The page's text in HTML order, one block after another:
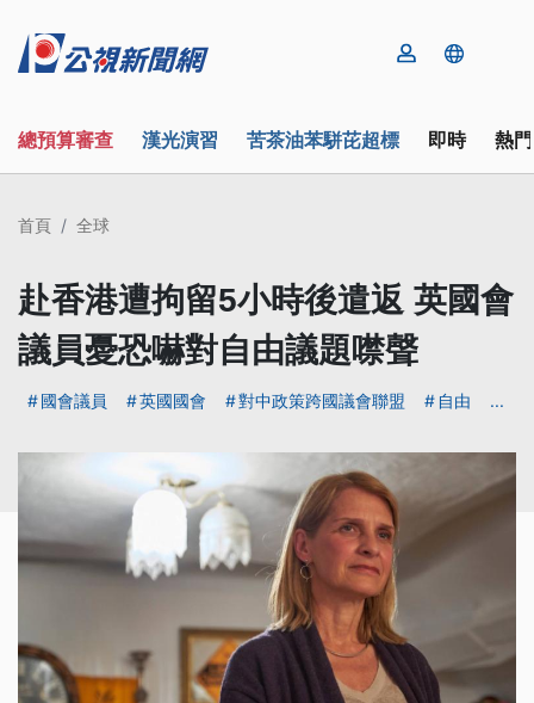
總預算審查 漢光演習 苦茶油苯駢芘超標 即時 熱
首頁 全球
赴香港遭拘留5小時後遣返 英國會
議員憂恐嚇對自由議題噤聲
國會議員 英國國會 對中政策跨國議會聯盟 自由 ...